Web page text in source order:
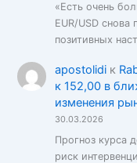
«Есть очень
EUR/USD
позитивных
apostolidiк
к 152,00 в
изменения
30.03.2026
Прогноз курса
риск